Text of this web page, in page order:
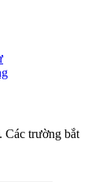
Các trường bắt